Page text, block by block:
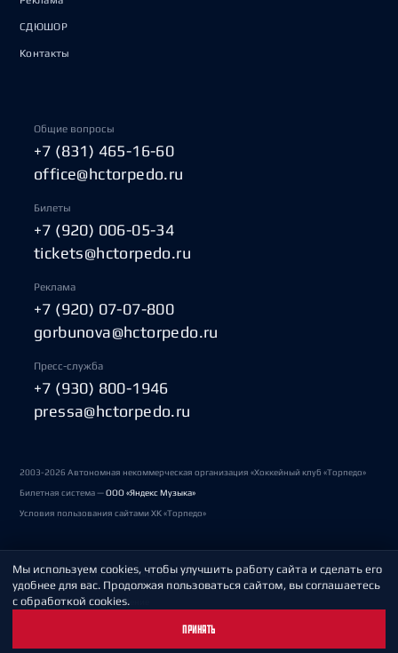
СДЮШОР
Контакты
Общие вопросы
+7 (831) 465-16-60
office@hctorpedo.ru
Билеты
+7 (920) 006-05-34
tickets@hctorpedo.ru
Реклама
+7 (920) 07-07-800
gorbunova@hctorpedo.ru
Пресс-служба
+7 (930) 800-1946
pressa@hctorpedo.ru
2003-2026 Автономная некоммерческая организация «Хоккейный клуб «Торпедо»
Билетная система —ООО «Яндекс Музыка»
Условия пользования сайтами ХК «Торпедо»
Политика обработки персональных данных
Пользовательское соглашение
Мы используем cookies, чтобы улучшить работу сайта и сделать его
удобнее для вас. Продолжая пользоваться сайтом, вы соглашаетесь
с обработкой cookies.
ПРИНЯТЬ